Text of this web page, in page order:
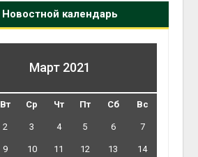
Новостной календарь
Март 2021
Вт Ср Чт Пт Сб Вс
2 3 4 5 6 7
9 10 11 12 13 14